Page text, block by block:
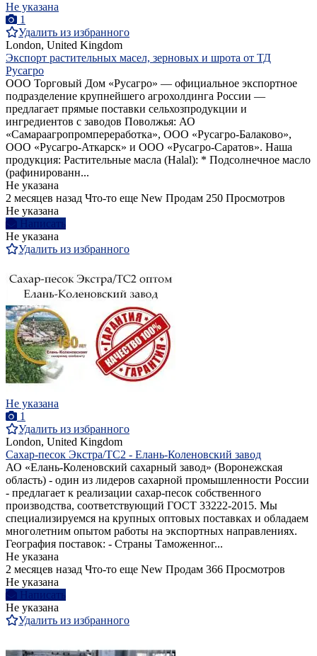
Не указана
1
Удалить из избранного
London, United Kingdom
Экспорт растительных масел, зерновых и шрота от ТД
Русагро
ООО Торговый Дом «Русагро» — официальное экспортное
подразделение крупнейшего агрохолдинга России —
предлагает прямые поставки сельхозпродукции и
ингредиентов с заводов Поволжья: АО
«Самараагропромпереработка», ООО «Русагро-Балаково»,
ООО «Русагро-Аткарск» и ООО «Русагро-Саратов». Наша
продукция: Растительные масла (Halal): * Подсолнечное масло
(рафинированн...
Не указана
2 месяцев назад Что-то еще New Продам 250 Просмотров
Не указана
Написать
Не указана
Удалить из избранного
Не указана
1
Удалить из избранного
London, United Kingdom
Сахар-песок Экстра/ТС2 - Елань-Коленовский завод
АО «Елань-Коленовский сахарный завод» (Воронежская
область) - один из лидеров сахарной промышленности России
- предлагает к реализации сахар-песок собственного
производства, соответствующий ГОСТ 33222-2015. Мы
специализируемся на крупных оптовых поставках и обладаем
многолетним опытом работы на экспортных направлениях.
География поставок: - Страны Таможенног...
Не указана
2 месяцев назад Что-то еще New Продам 366 Просмотров
Не указана
Написать
Не указана
Удалить из избранного